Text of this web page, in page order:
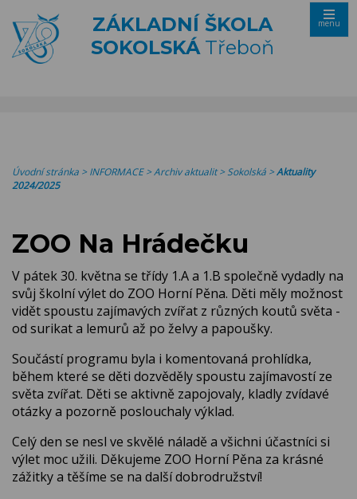
ZÁKLADNÍ ŠKOLA
SOKOLSKÁTřeboň
menu
Úvodní stránka >INFORMACE>Archiv aktualit>Sokolská >Aktuality
2024/2025
ZOO Na Hrádečku
V pátek 30. května se třídy 1.A a 1.B společně vydadly na
svůj školní výlet do ZOO Horní Pěna. Děti měly možnost
vidět spoustu zajímavých zvířat z různých koutů světa -
od surikat a lemurů až po želvy a papoušky.
Součástí programu byla i komentovaná prohlídka,
během které se děti dozvěděly spoustu zajímavostí ze
světa zvířat. Děti se aktivně zapojovaly, kladly zvídavé
otázky a pozorně poslouchaly výklad.
Celý den se nesl ve skvělé náladě a všichni účastníci si
výlet moc užili. Děkujeme ZOO Horní Pěna za krásné
zážitky a těšíme se na další dobrodružství!